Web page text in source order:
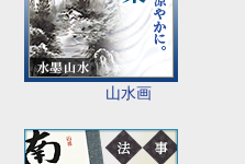
山水画